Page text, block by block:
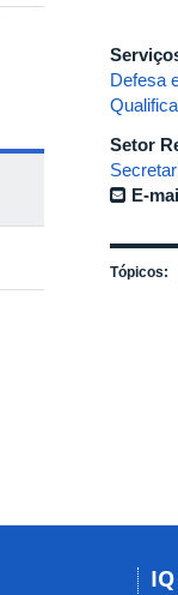
Defesa
Setor
E-
Tópicos:
IQ